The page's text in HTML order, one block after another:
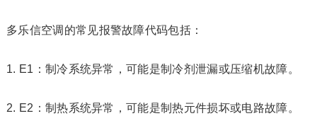
多乐信空调的常见报警故障代码包括：
1. E1：制冷系统异常，可能是制冷剂泄漏或压缩机故障。
2. E2：制热系统异常，可能是制热元件损坏或电路故障。